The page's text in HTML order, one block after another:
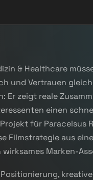
& Healthcare
und Vertrauen
Er zeigt reale
einen
für Paracelsus
Filmstrategie aus
Marken-